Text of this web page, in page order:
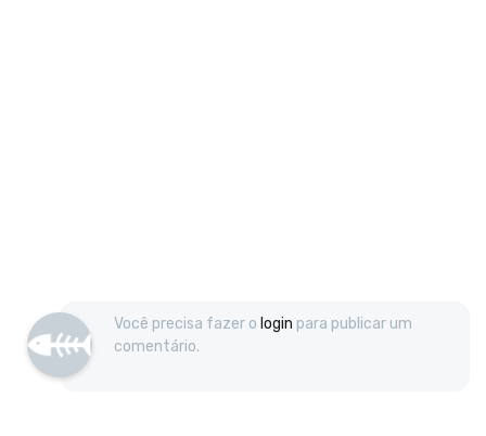
Você precisa fazer o login para publicar um
comentário.